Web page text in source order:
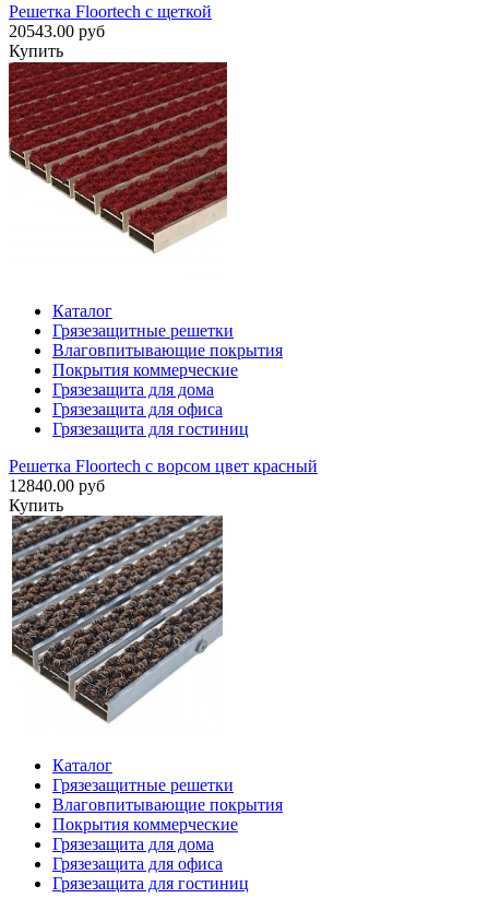
Решетка Floortech с щеткой
20543.00 руб
Купить
Каталог
Грязезащитные решетки
Влаговпитывающие покрытия
Покрытия коммерческие
Грязезащита для дома
Грязезащита для офиса
Грязезащита для гостиниц
Решетка Floortech с ворсом цвет красный
12840.00 руб
Купить
Каталог
Грязезащитные решетки
Влаговпитывающие покрытия
Покрытия коммерческие
Грязезащита для дома
Грязезащита для офиса
Грязезащита для гостиниц